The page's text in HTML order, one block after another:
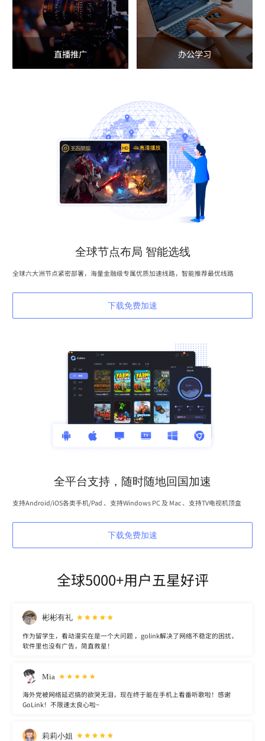
直播推广 办公学习
全球节点布局 智能选线
全球六大洲节点紧密部署，海量金融级专属优质加速线路，智能推荐最优线路
下载免费加速
全平台支持，随时随地回国加速
支持Android/iOS各类手机/Pad 、支持Windows PC 及 Mac 、支持TV电视机顶盒
下载免费加速
全球5000+用户五星好评
彬彬有礼
作为留学生，看动漫实在是一个大问题 ，golink解决了网络不稳定的困扰，
软件里也没有广告，简直救星！
Mia
海外党被网络延迟搞的欲哭无泪，现在终于能在手机上看番听歌啦！感谢
GoLink！不限速太良心啦~
莉莉小姐